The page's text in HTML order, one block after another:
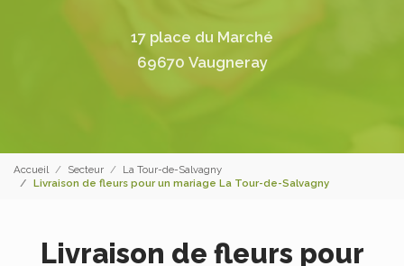
17 place du Marché
69670 Vaugneray
Accueil Secteur
La Tour-de-Salvagny
Livraison de fleurs pour un mariage La Tour-de-Salvagny
Livraison de fleurs pour